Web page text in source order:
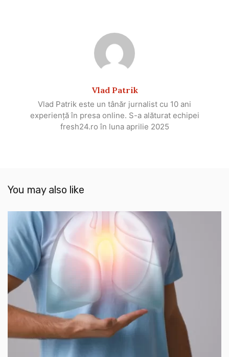
Vlad Patrik
Vlad Patrik este un tânăr jurnalist cu 10 ani
experiență în presa online. S-a alăturat echipei
fresh24.ro în luna aprilie 2025
You may also like